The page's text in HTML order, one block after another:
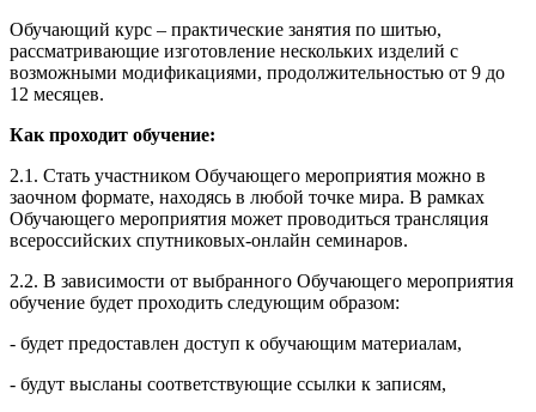
Обучающий курс – практические занятия по шитью,
рассматривающие изготовление нескольких изделий с
возможными модификациями, продолжительностью от 9 до
12 месяцев.
Как проходит обучение:
2.1. Стать участником Обучающего мероприятия можно в
заочном формате, находясь в любой точке мира. В рамках
Обучающего мероприятия может проводиться трансляция
всероссийских спутниковых-онлайн семинаров.
2.2. В зависимости от выбранного Обучающего мероприятия
обучение будет проходить следующим образом:
- будет предоставлен доступ к обучающим материалам,
- будут высланы соответствующие ссылки к записям,